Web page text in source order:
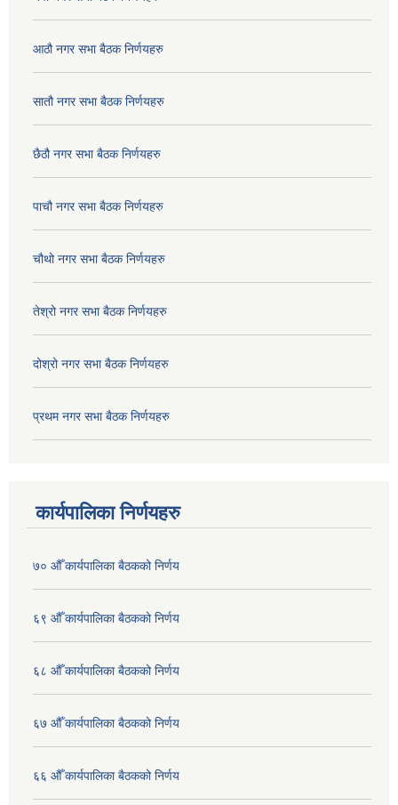
आठौ नगर सभा बैठक निर्णयहरु
सातौ नगर सभा बैठक निर्णयहरु
छैठौ नगर सभा बैठक निर्णयहरु
पाचौ नगर सभा बैठक निर्णयहरु
चौथो नगर सभा बैठक निर्णयहरु
तेश्रो नगर सभा बैठक निर्णयहरु
दोश्रो नगर सभा बैठक निर्णयहरु
प्रथम नगर सभा बैठक निर्णयहरु
कार्यपालिका निर्णयहरु
७० औँ कार्यपालिका बैठकको निर्णय
६९ औँ कार्यपालिका बैठकको निर्णय
६८ औँ कार्यपालिका बैठकको निर्णय
६७ औँ कार्यपालिका बैठकको निर्णय
६६ औँ कार्यपालिका बैठकको निर्णय